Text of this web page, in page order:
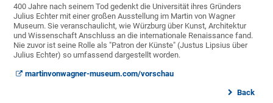
400 Jahre nach seinem Tod gedenkt die Universität ihres Gründers
Julius Echter mit einer großen Ausstellung im Martin von Wagner
Museum. Sie veranschaulicht, wie Würzburg über Kunst, Architektur
und Wissenschaft Anschluss an die internationale Renaissance fand.
Nie zuvor ist seine Rolle als "Patron der Künste" (Justus Lipsius über
Julius Echter) so umfassend dargestellt worden.
martinvonwagner-museum.com/vorschau
Back